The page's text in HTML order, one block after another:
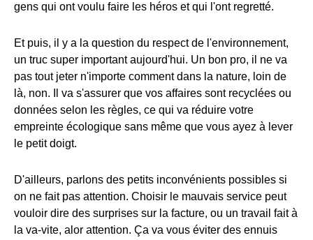
gens qui ont voulu faire les héros et qui l'ont regretté.
Et puis, il y a la question du respect de l'environnement,
un truc super important aujourd'hui. Un bon pro, il ne va
pas tout jeter n'importe comment dans la nature, loin de
là, non. Il va s'assurer que vos affaires sont recyclées ou
données selon les règles, ce qui va réduire votre
empreinte écologique sans même que vous ayez à lever
le petit doigt.
D'ailleurs, parlons des petits inconvénients possibles si
on ne fait pas attention. Choisir le mauvais service peut
vouloir dire des surprises sur la facture, ou un travail fait à
la va-vite, alor attention. Ça va vous éviter des ennuis